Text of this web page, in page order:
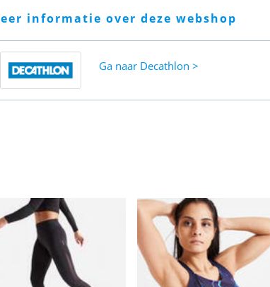
meer informatie over deze webshop
Ga naar Decathlon